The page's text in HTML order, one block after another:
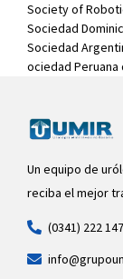
Society of
Sociedad
Sociedad
ociedad Peruana
Un equipo de
reciba el mejor
(0341) 222